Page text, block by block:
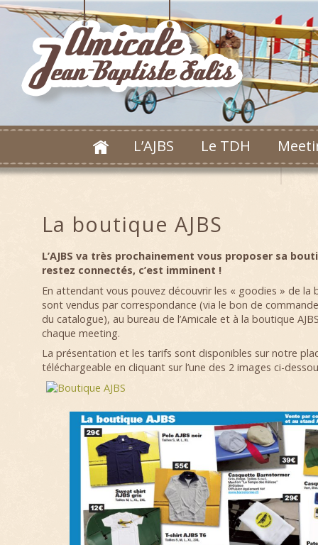
L’AJBS Le TDH
La boutique AJBS
L’AJBS va très prochainement vous proposer sa
restez connectés, c’est imminent !
En attendant vous pouvez découvrir les « goodies » de la
sont vendus par correspondance (via le bon de
du catalogue), au bureau de l’Amicale et à la boutique
chaque meeting.
La présentation et les tarifs sont disponibles sur notre
téléchargeable en cliquant sur l’une des 2 images ci-